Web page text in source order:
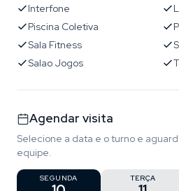
Interfone
Piscina Coletiva
Sala Fitness
Salao Jogos
Agendar visita
Selecione a data e o turno e
equipe.
SEGUNDA TERÇA